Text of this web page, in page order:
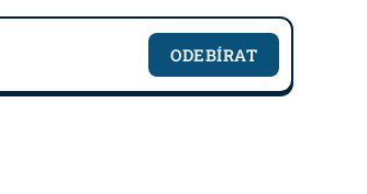
ODEBÍRAT